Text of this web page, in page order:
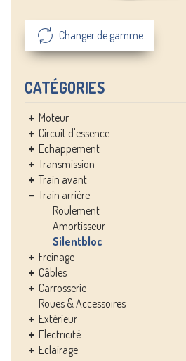
Changer de gamme
CATÉGORIES
Moteur
Circuit d'essence
Echappement
Transmission
Train avant
Train arrière
Roulement
Amortisseur
Silentbloc
Freinage
Câbles
Carrosserie
Roues & Accessoires
Extérieur
Electricité
Eclairage